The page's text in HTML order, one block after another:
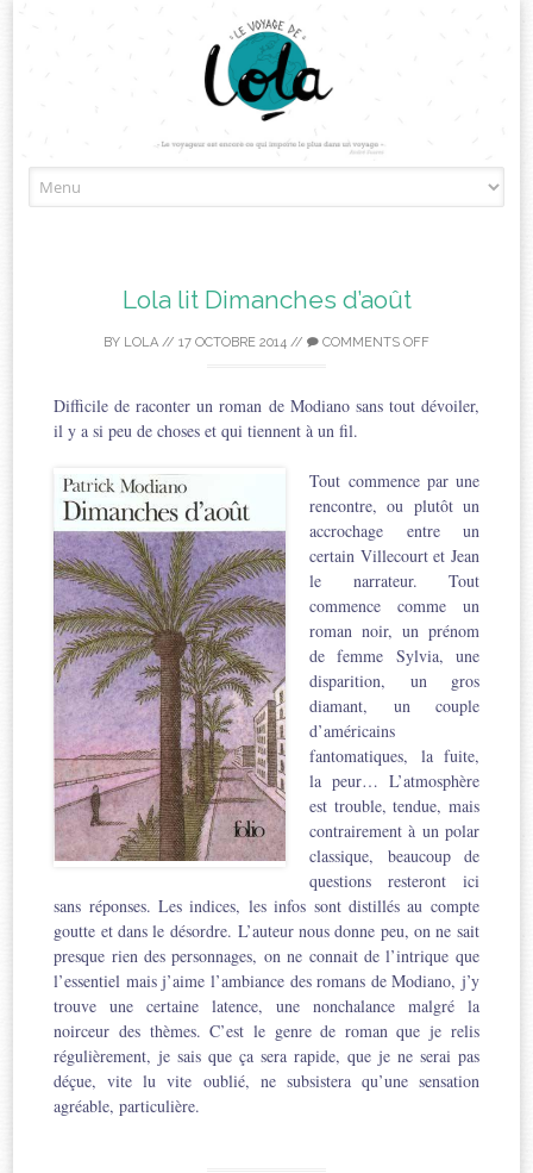
to
Lola lit Dimanches d’août
BY LOLA // 17 OCTOBRE 2014 // COMMENTS OFF
Difficile de raconter un roman de Modiano sans tout dévoiler,
il y a si peu de choses et qui tiennent à un fil.
Tout commence par une
rencontre, ou plutôt un
accrochage entre un
certain Villecourt et Jean
le narrateur. Tout
commence comme un
roman noir, un prénom
de femme Sylvia, une
disparition, un gros
diamant, un couple
d’américains
fantomatiques, la fuite,
la peur… L’atmosphère
est trouble, tendue, mais
contrairement à un polar
classique, beaucoup de
questions resteront ici
sans réponses. Les indices, les infos sont distillés au compte
goutte et dans le désordre. L’auteur nous donne peu, on ne sait
presque rien des personnages, on ne connait de l’intrique que
l’essentiel mais j’aime l’ambiance des romans de Modiano, j’y
trouve une certaine latence, une nonchalance malgré la
noirceur des thèmes. C’est le genre de roman que je relis
régulièrement, je sais que ça sera rapide, que je ne serai pas
déçue, vite lu vite oublié, ne subsistera qu’une sensation
agréable, particulière.